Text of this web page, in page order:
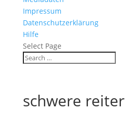
Impressum
Datenschutzerklärung
Hilfe
Select Page
schwere reiter